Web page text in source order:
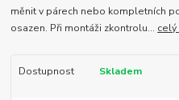
měnit v párech nebo kompletních
osazen. Při montáži zkontrolu...
Dostupnost Skladem